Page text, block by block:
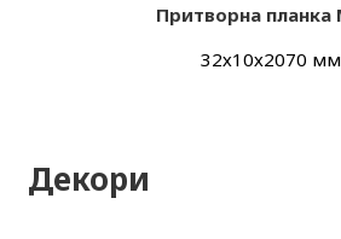
Притворна
32х10х2070 мм
Декори